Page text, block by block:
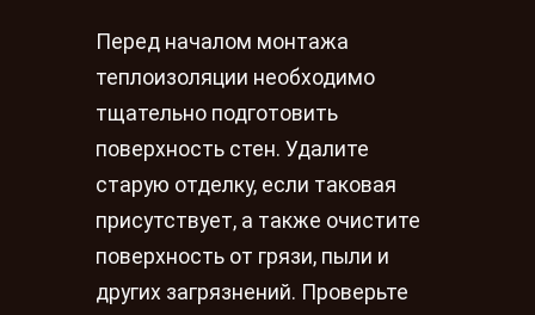
Перед началом монтажа
теплоизоляции необходимо
тщательно подготовить
поверхность стен. Удалите
старую отделку, если таковая
присутствует, а также очистите
поверхность от грязи, пыли и
других загрязнений. Проверьте